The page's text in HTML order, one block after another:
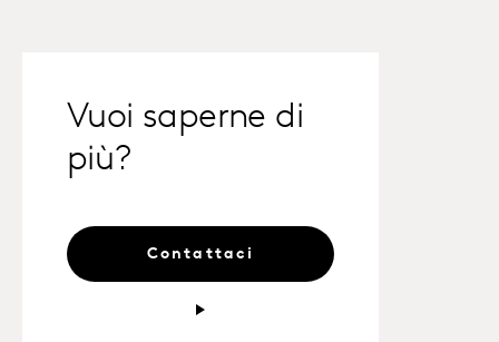
Vuoi saperne di
più?
Contattaci